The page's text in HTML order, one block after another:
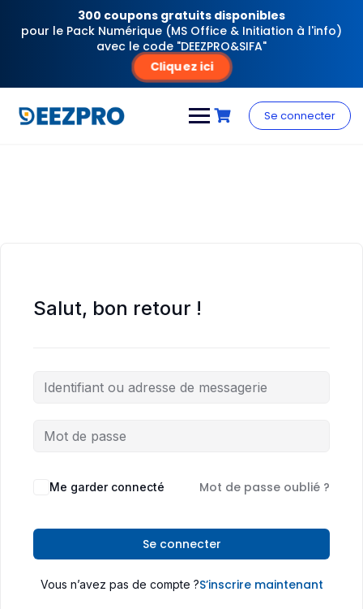
300 coupons gratuits disponibles
pour le Pack Numérique (MS Office & Initiation à l'info)
avec le code "DEEZPRO&SIFA"
Cliquez ici
content
Se connecter
Salut, bon retour !
Me garder connecté Mot de passe oublié ?
Se connecter
Vous n’avez pas de compte ?S’inscrire maintenant